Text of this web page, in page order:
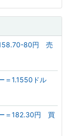
158.70-80円 売
＝1.1550ドル
ー＝182.30円 買